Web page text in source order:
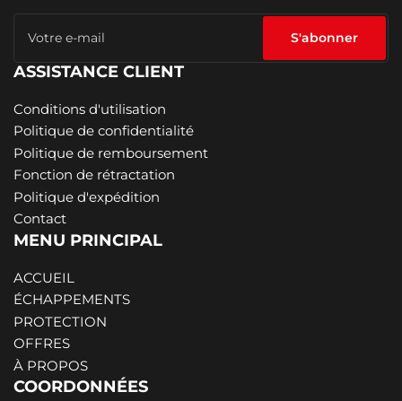
S'abonner
ASSISTANCE CLIENT
Conditions d'utilisation
Politique de confidentialité
Politique de remboursement
Fonction de rétractation
Politique d'expédition
Contact
MENU PRINCIPAL
ACCUEIL
ÉCHAPPEMENTS
PROTECTION
OFFRES
À PROPOS
COORDONNÉES